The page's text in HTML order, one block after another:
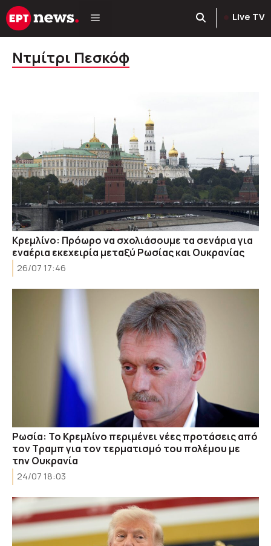
Μετάβαση
σε
Live TV
Ντμίτρι Πεσκόφ
Κρεμλίνο: Πρόωρο να σχολιάσουμε τα σενάρια για
εναέρια εκεχειρία μεταξύ Ρωσίας και Ουκρανίας
26/07 17:46
Ρωσία: Το Κρεμλίνο περιμένει νέες προτάσεις από
τον Τραμπ για τον τερματισμό του πολέμου με
την Ουκρανία
24/07 18:03